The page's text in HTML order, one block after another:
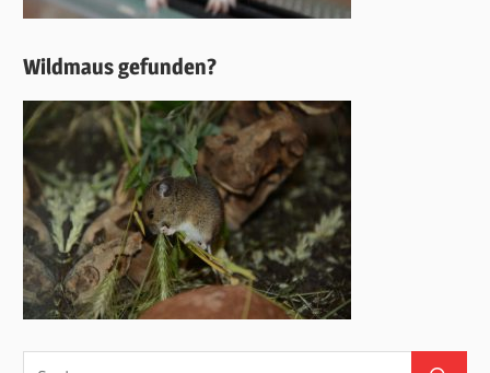
Wildmaus gefunden?